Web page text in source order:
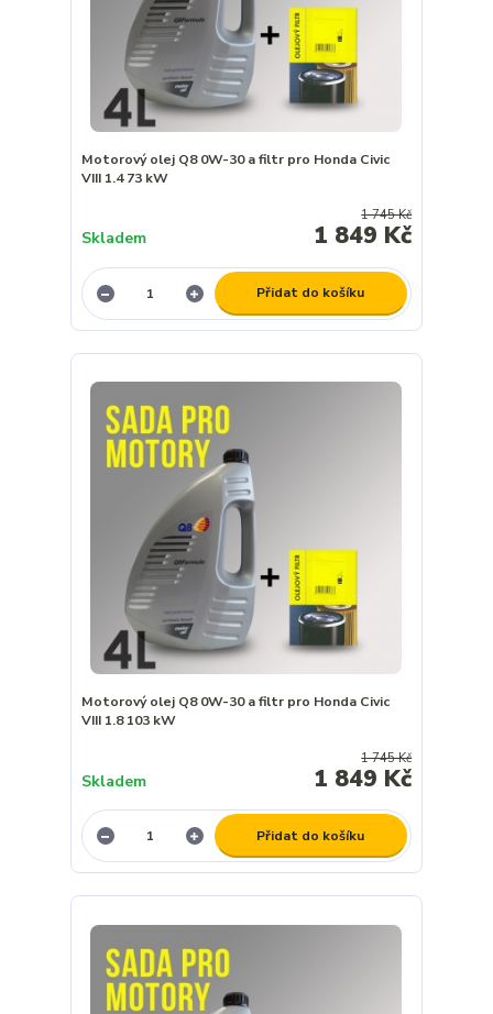
Motorový olej Q8 0W-30 a filtr pro Honda Civic
VIII 1.4 73 kW
1 745 Kč
1 849 Kč
Skladem
Přidat do košíku
Motorový olej Q8 0W-30 a filtr pro Honda Civic
VIII 1.8 103 kW
1 745 Kč
1 849 Kč
Skladem
Přidat do košíku